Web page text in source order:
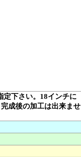
下さい。18インチに
成後の加工は出来ませ